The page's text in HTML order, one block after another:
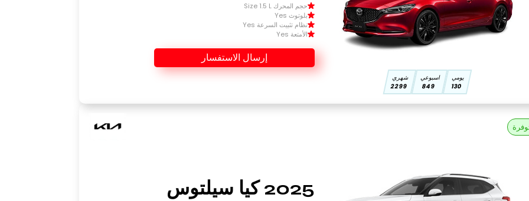
يومي
130
اسبوعي
849
شهري
2299
حجم المحرك Size 1.5 L
بلوتوث Yes
نظام تثبيت السرعة Yes
الأمتعة Yes
إرسال الاستفسار
2025 كيا سيلتوس